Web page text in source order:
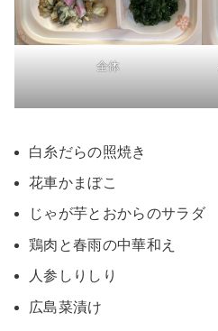
全体
白糸だらの照焼き
花車かまぼこ
じゃが芋とおからのサラダ
鶏肉と春雨の中華和え
人参しりしり
広島菜漬け